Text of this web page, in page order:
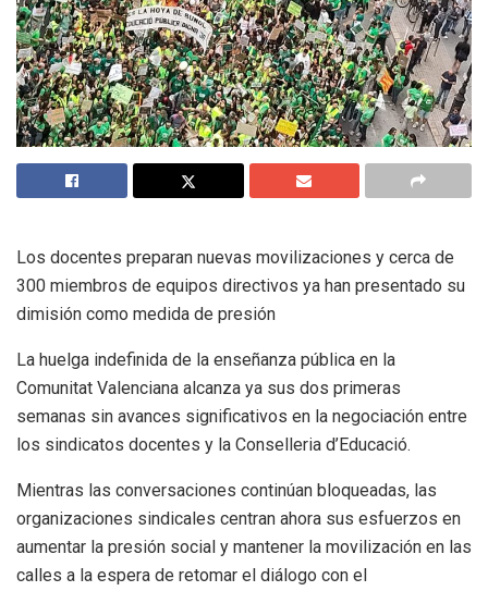
Los docentes preparan nuevas movilizaciones y cerca de
300 miembros de equipos directivos ya han presentado su
dimisión como medida de presión
La huelga indefinida de la enseñanza pública en la
Comunitat Valenciana alcanza ya sus dos primeras
semanas sin avances significativos en la negociación entre
los sindicatos docentes y la Conselleria d’Educació.
Mientras las conversaciones continúan bloqueadas, las
organizaciones sindicales centran ahora sus esfuerzos en
aumentar la presión social y mantener la movilización en las
calles a la espera de retomar el diálogo con el